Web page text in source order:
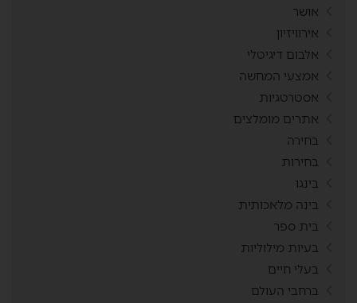
אושר
אירוויזיון
אלבום דיגיטלי
אמצעי המחשה
אסטרטגיות
אתרים מומלצים
בחירה
בחירות
בינגו
בינה מלאכותית
בית ספר
בעיות מילוליות
בעלי חיים
ברחבי העולם